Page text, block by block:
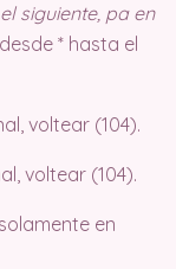
siguiente, pa en
* hasta el
voltear (104).
voltear (104).
en